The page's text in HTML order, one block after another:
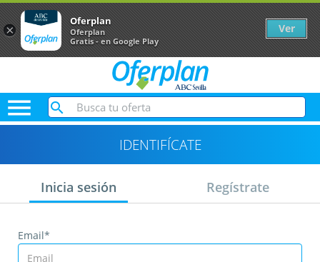

IDENTIFÍCATE
Inicia sesión Regístrate
Email*
×
Oferplan
Oferplan
Gratis - en Google Play
Ver